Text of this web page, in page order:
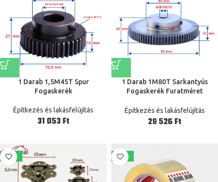
1 Darab 1,5M45T Spur
Fogaskerék
Építkezés és lakásfelújítás
Ft
1 Darab 1M80T Sarkantyús
Fogaskerék Furatméret
Alacsony Szén-Dioxid-
Kibocsátású Acél Anyag Kiváló
Építkezés és lakásfelújítás
Ft
-40% -22%